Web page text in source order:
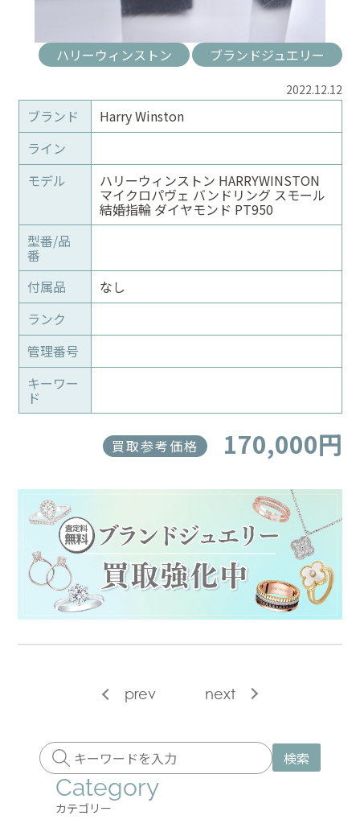
ハリーウィンストン ブランドジュエリー
2022.12.12
ブランド
Harry Winston
ライン
モデル
ハリーウィンストン HARRYWINSTON
マイクロパヴェ バンドリング スモール
結婚指輪 ダイヤモンド PT950
型番/品
番
付属品
なし
ランク
管理番号
キーワー
ド
買取参考価格 170,000円
prev next
検索
Category
カテゴリー